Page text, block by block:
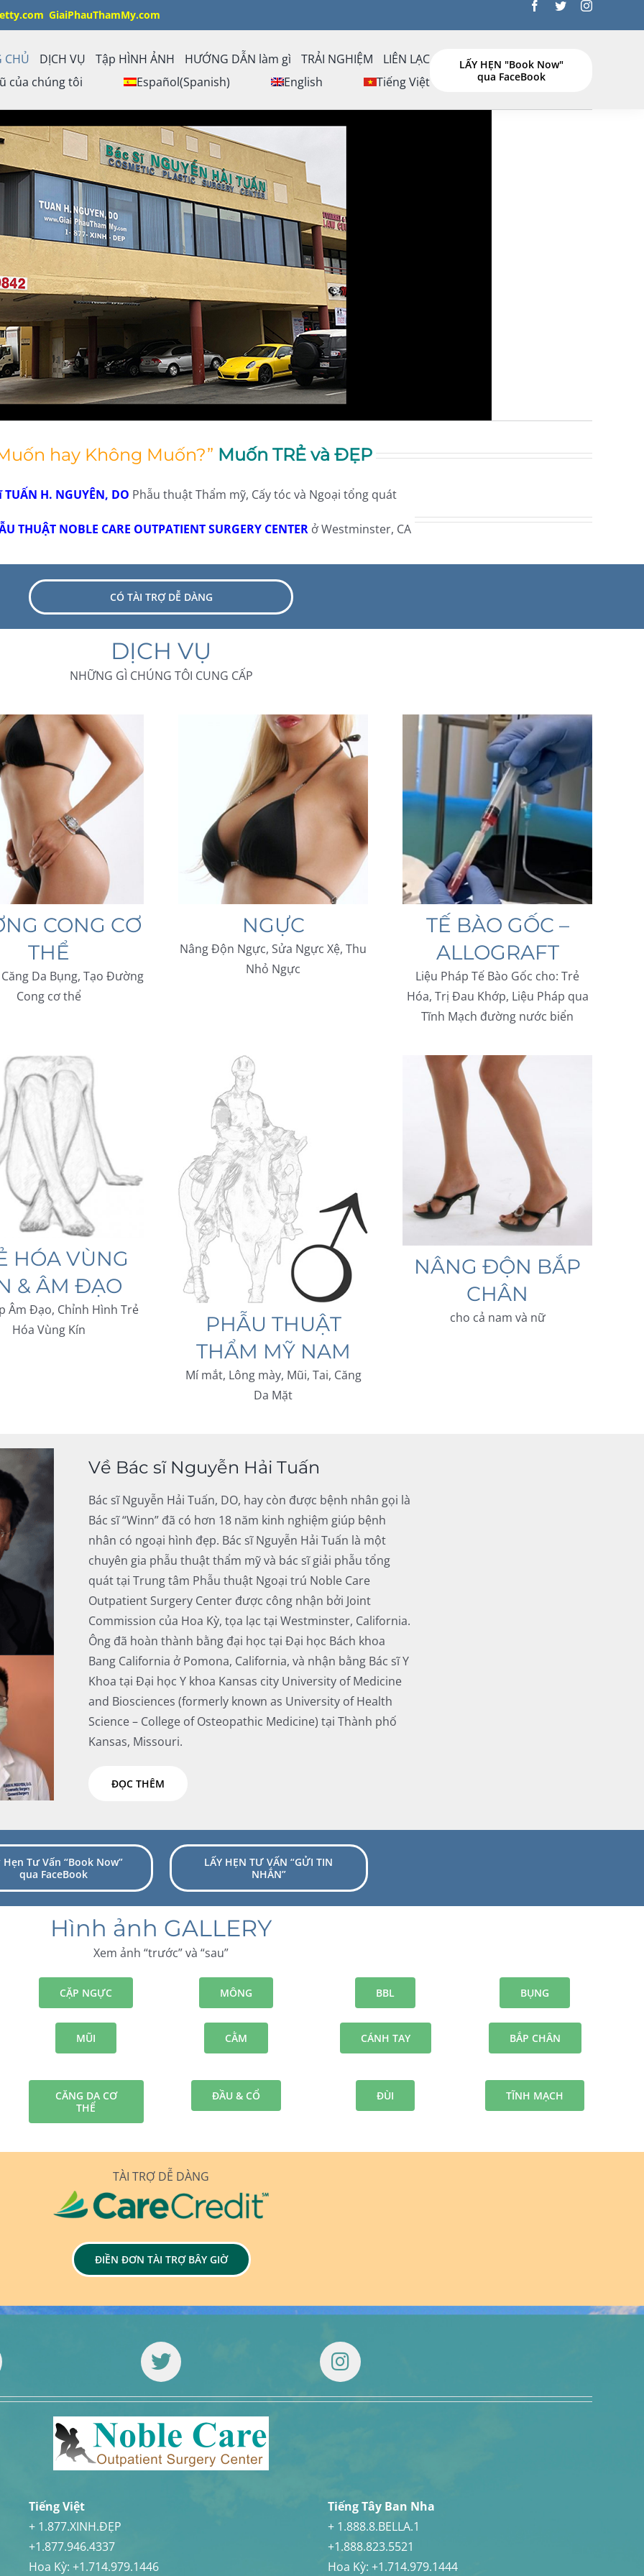
GiaiPhauThamMy.com
CHỦ DỊCH VỤ Tập HÌNH ẢNH HƯỚNG DẪN làm gì TRẢI NGHIỆM
LIÊN LẠC
của chúng tôi
Español(Spanish) English Tiếng Việt
LẤY HẸN "Book Now"
qua FaceBook
hay Không Muốn?” Muốn TRẺ và ĐẸP
TUẤN H. NGUYÊN, DO Phẫu thuật Thẩm mỹ, Cấy tóc và Ngoại tổng quát
THUẬT NOBLE CARE OUTPATIENT SURGERY CENTER ở Westminster, CA
CÓ TÀI TRỢ DỄ DÀNG
DỊCH VỤ
NHỮNG GÌ CHÚNG TÔI CUNG CẤP
CONG CƠ
THỂ
Da Bụng, Tạo Đường
Cong cơ thể
NGỰC
Nâng Độn Ngực, Sửa Ngực Xệ, Thu
Nhỏ Ngực
TẾ BÀO GỐC –
ALLOGRAFT
Liệu Pháp Tế Bào Gốc cho: Trẻ
Hóa, Trị Đau Khớp, Liệu Pháp qua
Tĩnh Mạch đường nước biển
HÓA VÙNG
& ÂM ĐẠO
Âm Đạo, Chỉnh Hình Trẻ
Hóa Vùng Kín
PHẪU THUẬT
THẨM MỸ NAM
Mí mắt, Lông mày, Mũi, Tai, Căng
Da Mặt
NÂNG ĐỘN BẮP
CHÂN
cho cả nam và nữ
Về Bác sĩ Nguyễn Hải Tuấn
Bác sĩ Nguyễn Hải Tuấn, DO, hay còn được bệnh nhân gọi là
Bác sĩ “Winn” đã có hơn 18 năm kinh nghiệm giúp bệnh
nhân có ngoại hình đẹp. Bác sĩ Nguyễn Hải Tuấn là một
chuyên gia phẫu thuật thẩm mỹ và bác sĩ giải phẫu tổng
quát tại Trung tâm Phẫu thuật Ngoại trú Noble Care
Outpatient Surgery Center được công nhận bởi Joint
Commission của Hoa Kỳ, tọa lạc tại Westminster, California.
Ông đã hoàn thành bằng đại học tại Đại học Bách khoa
Bang California ở Pomona, California, và nhận bằng Bác sĩ Y
Khoa tại Đại học Y khoa Kansas city University of Medicine
and Biosciences (formerly known as University of Health
Science – College of Osteopathic Medicine) tại Thành phố
Kansas, Missouri.
ĐỌC THÊM
Hẹn Tư Vấn “Book Now”
qua FaceBook
LẤY HẸN TƯ VẤN “GỬI TIN
NHẮN”
Hình ảnh GALLERY
Xem ảnh “trước” và “sau”
CẶP NGỰC MÔNG BBL BỤNG
MŨI CẰM CÁNH TAY BẮP CHÂN
CĂNG DA CƠ
THỂ
ĐẦU & CỔ ĐÙI TĨNH MẠCH
TÀI TRỢ DỄ DÀNG
ĐIỀN ĐƠN TÀI TRỢ BÂY GIỜ
Tiếng Việt
+ 1.877.XINH.ĐẸP
+1.877.946.4337
Hoa Kỳ: +1.714.979.1446
Tiếng Tây Ban Nha
+ 1.888.8.BELLA.1
+1.888.823.5521
Hoa Kỳ: +1.714.979.1444